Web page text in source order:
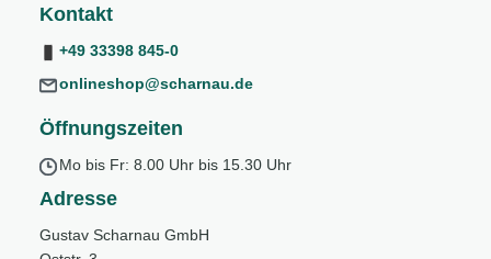
Kontakt
+49 33398 845-0
onlineshop@scharnau.de
Öffnungszeiten
Mo bis Fr: 8.00 Uhr bis 15.30 Uhr
Adresse
Gustav Scharnau GmbH